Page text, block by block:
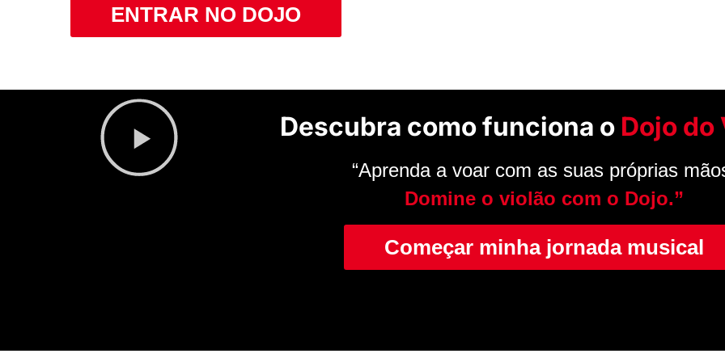
ENTRAR NO DOJO
Descubra como funciona o Dojo do
“Aprenda a voar com as suas próprias
Domine o violão com o Dojo.”
Começar minha jornada musical